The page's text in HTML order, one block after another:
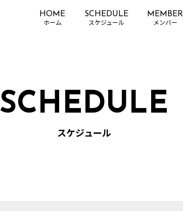
HOME SCHEDULE MEMBER
SCHEDULE
スケジュール